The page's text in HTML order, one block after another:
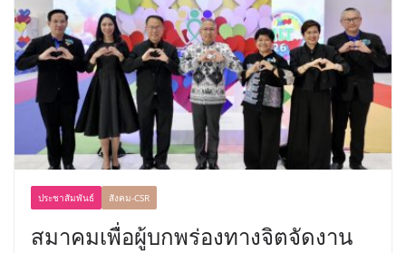
ประชาสัมพันธ์ สังคม-CSR
สมาคมเพื่อผู้บกพร่องทางจิตจัดงาน